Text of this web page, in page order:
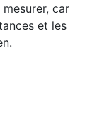
mesurer, car
et les